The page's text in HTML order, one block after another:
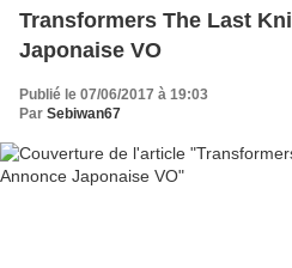
Transformers The Last
Japonaise VO
Publié le 07/06/2017 à 19:03
Par Sebiwan67